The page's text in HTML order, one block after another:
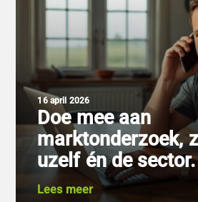
16 april 2026
Doe mee aan
marktonderzoek,
uzelf én de sector.
Lees meer